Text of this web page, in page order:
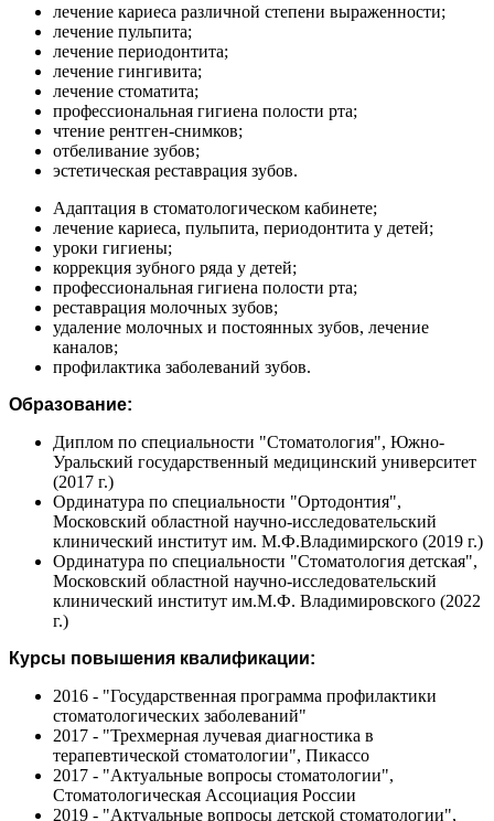
лечение кариеса различной степени выраженности;
лечение пульпита;
лечение периодонтита;
лечение гингивита;
лечение стоматита;
профессиональная гигиена полости рта;
чтение рентген-снимков;
отбеливание зубов;
эстетическая реставрация зубов.
Адаптация в стоматологическом кабинете;
лечение кариеса, пульпита, периодонтита у детей;
уроки гигиены;
коррекция зубного ряда у детей;
профессиональная гигиена полости рта;
реставрация молочных зубов;
удаление молочных и постоянных зубов, лечение
каналов;
профилактика заболеваний зубов.
Образование:
Диплом по специальности "Стоматология", Южно-
Уральский государственный медицинский университет
(2017 г.)
Ординатура по специальности "Ортодонтия",
Московский областной научно-исследовательский
клинический институт им. М.Ф.Владимирского (2019 г.)
Ординатура по специальности "Стоматология детская",
Московский областной научно-исследовательский
клинический институт им.М.Ф. Владимировского (2022
г.)
Курсы повышения квалификации:
2016 - "Государственная программа профилактики
стоматологических заболеваний"
2017 - "Трехмерная лучевая диагностика в
терапевтической стоматологии", Пикассо
2017 - "Актуальные вопросы стоматологии",
Стоматологическая Ассоциация России
2019 - "Актуальные вопросы детской стоматологии",